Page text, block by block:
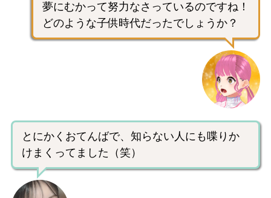
夢にむかって努力なさっているのですね！
どのような子供時代だったでしょうか？
とにかくおてんばで、知らない人にも喋りか
けまくってました（笑）